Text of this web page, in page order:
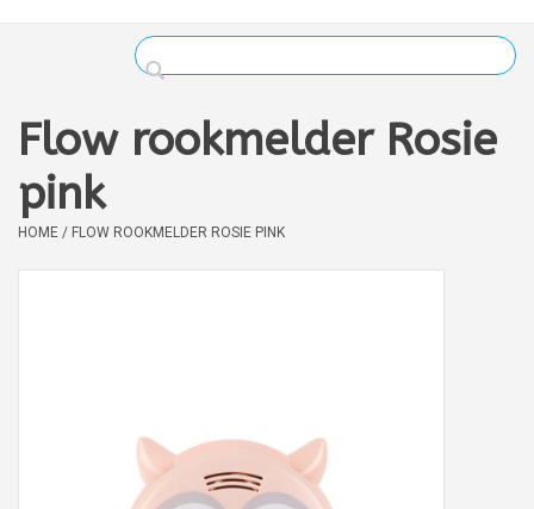
Verzorging
Boekjes
Flow rookmelder Rosie
pink
HOME / FLOW ROOKMELDER ROSIE PINK